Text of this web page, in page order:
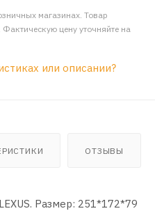
магазинах. Товар
цену уточняйте на
или описании?
ОТЗЫВЫ
Размер: 251*172*79